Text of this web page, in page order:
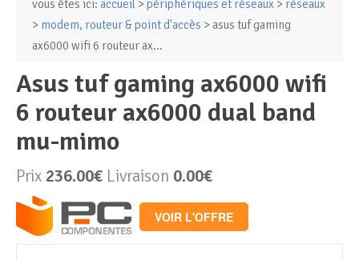
Ordinateurs & Tablettes
PC de bureau
PC portable
Mini PC
PC Tout-en-un
Composants
Alimentation PC
Boitier PC
Carte graphique
Périphériques & Réseaux
Clavier & Souris
Ecran PC
vous êtes ici: accueil > périphériques et réseaux > réseaux
> modem, routeur & point d'accès > asus tuf gaming
ax6000 wifi 6 routeur ax...
asus tuf gaming ax6000 wifi
6 routeur ax6000 dual band
mu-mimo
Prix 236.00€ Livraison 0.00€
VOIR L'OFFRE